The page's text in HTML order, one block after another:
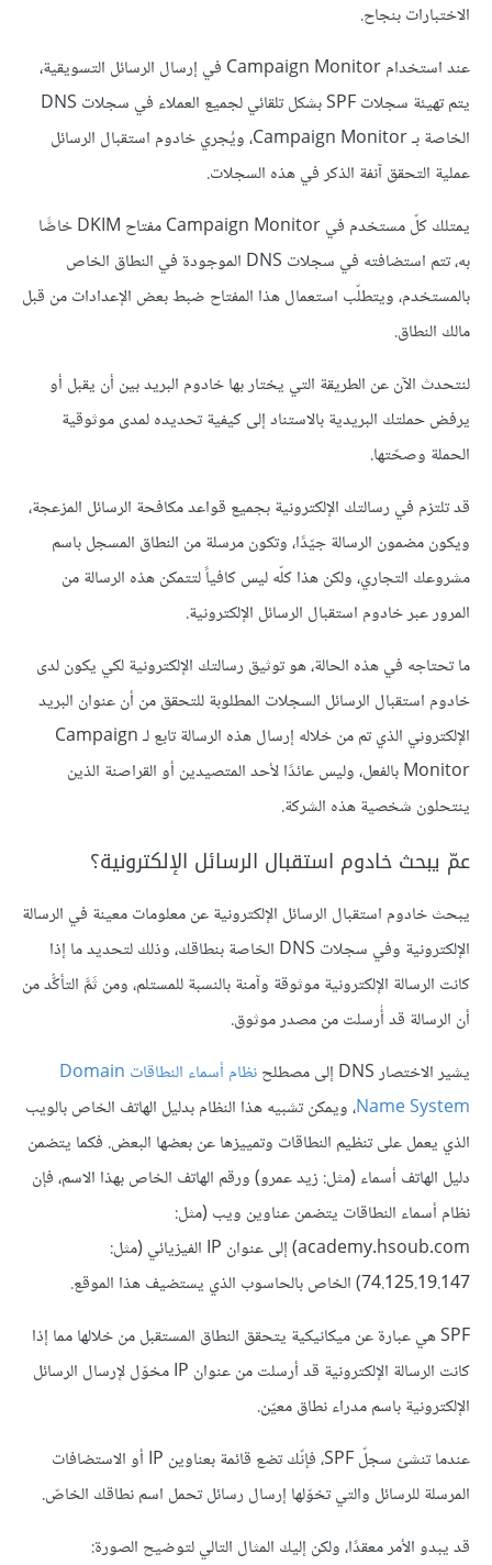
الاختبارات بنجاح.
عند استخدام Campaign Monitor في إرسال الرسائل التسويقية،
يتم تهيئة سجلات SPF بشكل تلقائي لجميع العملاء في سجلات DNS
الخاصة بـ Campaign Monitor، ويُجري خادوم استقبال الرسائل
عملية التحقق آنفة الذكر في هذه السجلات.
يمتلك كلّ مستخدم في Campaign Monitor مفتاح DKIM خاصًّا
به، تتم استضافته في سجلات DNS الموجودة في النطاق الخاص
بالمستخدم، ويتطلّب استعمال هذا المفتاح ضبط بعض الإعدادات من قبل
مالك النطاق.
لنتحدث الآن عن الطريقة التي يختار بها خادوم البريد بين أن يقبل أو
يرفض حملتك البريدية بالاستناد إلى كيفية تحديده لمدى موثوقية
الحملة وصحّتها.
قد تلتزم في رسالتك الإلكترونية بجميع قواعد مكافحة الرسائل المزعجة،
ويكون مضمون الرسالة جيّدًا، وتكون مرسلة من النطاق المسجل باسم
مشروعك التجاري، ولكن هذا كلّه ليس كافياً لتتمكن هذه الرسالة من
المرور عبر خادوم استقبال الرسائل الإلكترونية.
ما تحتاجه في هذه الحالة، هو توثيق رسالتك الإلكترونية لكي يكون لدى
خادوم استقبال الرسائل السجلات المطلوبة للتحقق من أن عنوان البريد
الإلكتروني الذي تم من خلاله إرسال هذه الرسالة تابع لـ Campaign
Monitor بالفعل، وليس عائدًا لأحد المتصيدين أو القراصنة الذين
ينتحلون شخصية هذه الشركة.
عمّ يبحث خادوم استقبال الرسائل الإلكترونية؟
يبحث خادوم استقبال الرسائل الإلكترونية عن معلومات معينة في الرسالة
الإلكترونية وفي سجلات DNS الخاصة بنطاقك، وذلك لتحديد ما إذا
كانت الرسالة الإلكترونية موثوقة وآمنة بالنسبة للمستلم، ومن ثَمَّ التأكُّد من
أن الرسالة قد أُرسلت من مصدر موثوق.
يشير الاختصار DNS إلى مصطلح
نظام أسماء النطاقات Domain
Name System، ويمكن تشبيه هذا النظام بدليل الهاتف الخاص بالويب
الذي يعمل على تنظيم النطاقات وتمييزها عن بعضها البعض. فكما يتضمن
دليل الهاتف أسماء (مثل: زيد عمرو) ورقم الهاتف الخاص بهذا الاسم، فإن
نظام أسماء النطاقات يتضمن عناوين ويب (مثل:
academy.hsoub.com) إلى عنوان IP الفيزيائي (مثل:
74.125.19.147) الخاص بالحاسوب الذي يستضيف هذا الموقع.
SPF هي عبارة عن ميكانيكية يتحقق النطاق المستقبل من خلالها مما إذا
كانت الرسالة الإلكترونية قد أرسلت من عنوان IP مخوّل لإرسال الرسائل
الإلكترونية باسم مدراء نطاق معيّن.
عندما تنشئ سجلّ SPF، فإنّك تضع قائمة بعناوين IP أو الاستضافات
المرسلة للرسائل والتي تخوّلها إرسال رسائل تحمل اسم نطاقك الخاصّ.
قد يبدو الأمر معقدًا، ولكن إليك المثال التالي لتوضيح الصورة: